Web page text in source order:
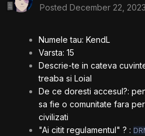
Posted December 22, 2023
Numele tau: KendL
Varsta: 15
Descrie-te in cateva
treaba si Loial
De ce doresti accesul?:
sa fie o comunitate fara
civilizati
"Ai citit regulamentul" ? :